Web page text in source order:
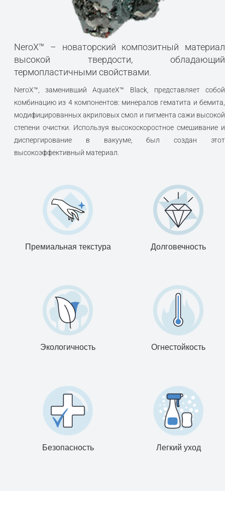
NeroX™ – новаторский композитный материал
высокой твердости, обладающий
термопластичными свойствами.
NeroX™, заменивший AquateX™ Black, представляет собой
комбинацию из 4 компонентов: минералов гематита и бемита,
модифицированных акриловых смол и пигмента сажи высокой
степени очистки. Используя высокоскоростное смешивание и
диспергирование в вакууме, был создан этот
высокоэффективный материал.
Премиальная текстура Долговечность
Экологичность Огнестойкость
Безопасность Легкий уход